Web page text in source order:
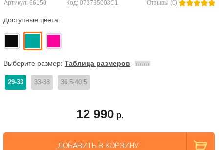
Артикул: 66150 Код: 073735003C1 Отзывы (0)
Доступные цвета:
Выберите размер: Таблица размеров
29-33 33-38 36.5-40.5
12 990р.
ДОБАВИТЬ В КОРЗИНУ